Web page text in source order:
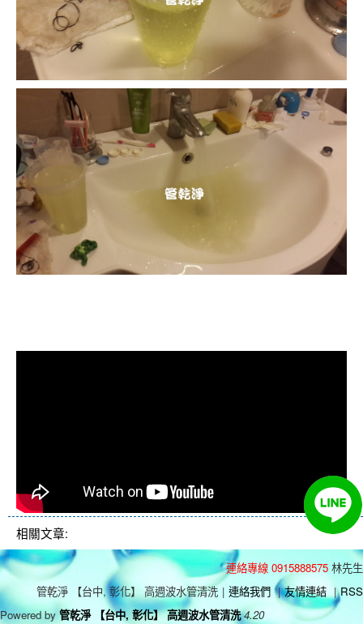
相關文章:
連絡專線 0915888575 林先生
管乾淨 【台中, 彰化】 高週波水管清洗 | 連絡我們 | 友情連結 | RSS
Powered by 管乾淨 【台中, 彰化】 高週波水管清洗 4.20